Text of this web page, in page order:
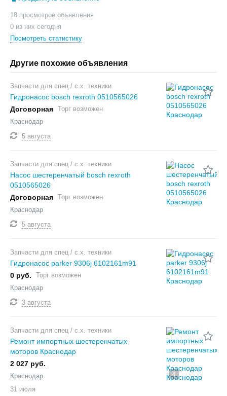
18 просмотров объявления
0 из них сегодня
Посмотреть статистику
Другие похожие объявления
Запчасти для спец / с.х. техники
Гидронасос bosch rexroth 0510565026
Договорная Торг возможен
Краснодар
5 августа
Запчасти для спец / с.х. техники
Насос шестеренчатый bosch rexroth
0510565026
Договорная Торг возможен
Краснодар
5 августа
Запчасти для спец / с.х. техники
Гидронасос parker 9306j 6102161m91
0 руб.
Торг возможен
Краснодар
3 августа
4
Запчасти для спец / с.х. техники
Ремонт импортных шестеренчатых
моторов Краснодар
2 027 руб.
Краснодар
31 июля